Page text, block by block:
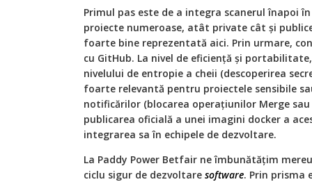
Primul pas este de a integra scanerul înapoi
proiecte numeroase, atât private cât și
foarte bine reprezentată aici. Prin urmare,
cu GitHub. La nivel de eficiență și
nivelului de entropie a cheii (descoperirea
foarte relevantă pentru proiectele sensibile
notificărilor (blocarea operațiunilor Merge
publicarea oficială a unei imagini docker a
integrarea sa în echipele de dezvoltare.
La Paddy Power Betfair ne îmbunătățim
ciclu sigur de dezvoltare software. Prin prisma